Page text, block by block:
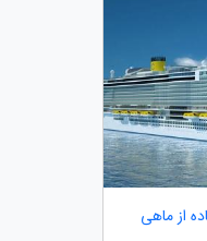
از ماهی